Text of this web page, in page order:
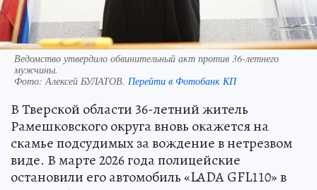
Ведомство утвердило обвинительный акт против 36-летнего
мужчины.
Фото:Алексей БУЛАТОВ. Перейти в Фотобанк КП
В Тверской области 36-летний житель
Рамешковского округа вновь окажется на
скамье подсудимых за вождение в нетрезвом
виде. В марте 2026 года полицейские
остановили его автомобиль «LADA GFL110» в